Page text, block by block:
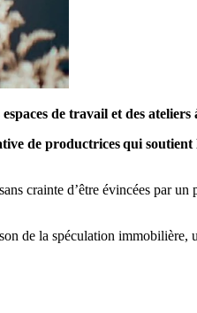
de travail et des
de productrices qui soutient
crainte d’être évincées par
de la spéculation immobilière,